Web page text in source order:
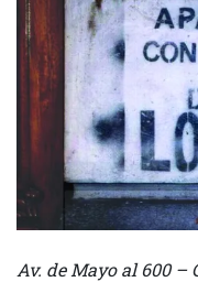
Av. de Mayo al 600 –